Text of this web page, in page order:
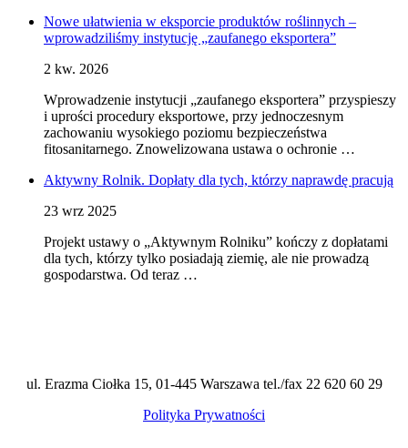
Nowe ułatwienia w eksporcie produktów roślinnych –
wprowadziliśmy instytucję „zaufanego eksportera”
2 kw. 2026
Wprowadzenie instytucji „zaufanego eksportera” przyspieszy
i uprości procedury eksportowe, przy jednoczesnym
zachowaniu wysokiego poziomu bezpieczeństwa
fitosanitarnego. Znowelizowana ustawa o ochronie …
Aktywny Rolnik. Dopłaty dla tych, którzy naprawdę pracują
23 wrz 2025
Projekt ustawy o „Aktywnym Rolniku” kończy z dopłatami
dla tych, którzy tylko posiadają ziemię, ale nie prowadzą
gospodarstwa. Od teraz …
ul. Erazma Ciołka 15, 01-445 Warszawa tel./fax 22 620 60 29
Polityka Prywatności